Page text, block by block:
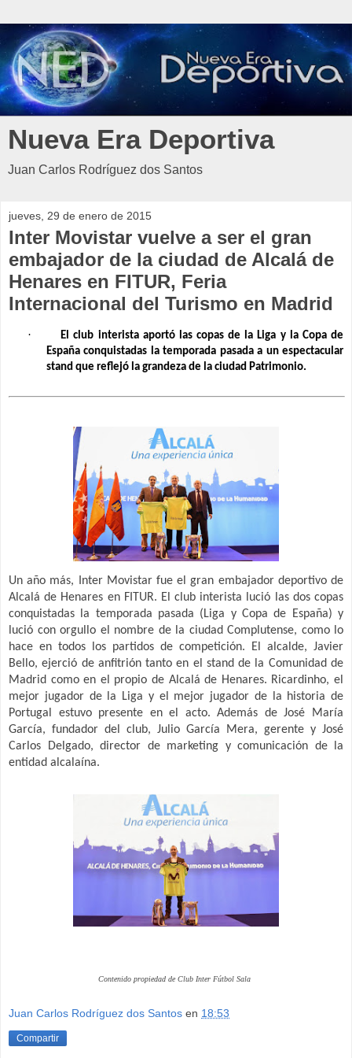
Nueva Era Deportiva
Juan Carlos Rodríguez dos Santos
jueves, 29 de enero de 2015
Inter Movistar vuelve a ser el gran
embajador de la ciudad de Alcalá de
Henares en FITUR, Feria
Internacional del Turismo en Madrid
·
El club interista aportó las copas de la Liga y la Copa de
España conquistadas la temporada pasada a un espectacular
stand que reflejó la grandeza de la ciudad Patrimonio.
Un año más, Inter Movistar fue el gran embajador deportivo de
Alcalá de Henares en FITUR. El club interista lució las dos copas
conquistadas la temporada pasada (Liga y Copa de España) y
lució con orgullo el nombre de la ciudad Complutense, como lo
hace en todos los partidos de competición. El alcalde, Javier
Bello, ejerció de anfitrión tanto en el stand de la Comunidad de
Madrid como en el propio de Alcalá de Henares. Ricardinho, el
mejor jugador de la Liga y el mejor jugador de la historia de
Portugal estuvo presente en el acto. Además de José María
García, fundador del club, Julio García Mera, gerente y José
Carlos Delgado, director de marketing y comunicación de la
entidad alcalaína.
Contenido propiedad de Club Inter Fútbol Sala
Juan Carlos Rodríguez dos Santos en 18:53
Compartir